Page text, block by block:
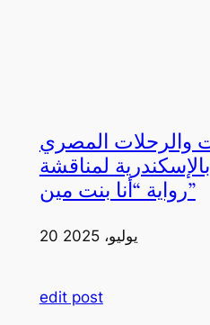
والرحلات المصري
لمناقشة
رواية “أنا بنت مين”
20 يوليو، 2025
edit post